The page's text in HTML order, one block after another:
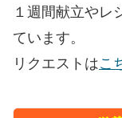
１週間献立やレ
ています。
リクエストはこ